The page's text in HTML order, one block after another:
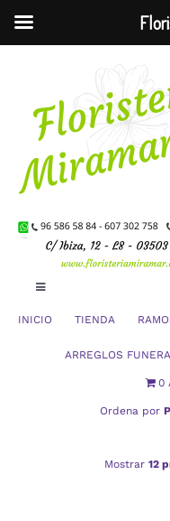
contenido
Toggle
INICIO TIENDA
ARREGLOS
0
Ordena por
Mostrar 12